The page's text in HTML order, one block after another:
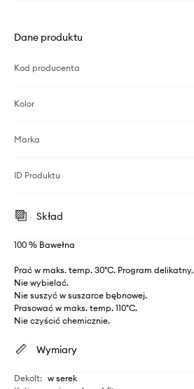
Dane produktu
Kod producenta
Kolor
Marka
ID Produktu
Skład
100 % Bawełna
Prać w maks. temp. 30°C. Program delikatny.
Nie wybielać.
Nie suszyć w suszarce bębnowej.
Prasować w maks. temp. 110°C.
Nie czyścić chemicznie.
Wymiary
Dekolt: w serek